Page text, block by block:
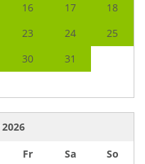
16 17
18
23 24
25
30 31
2026
Fr Sa
So